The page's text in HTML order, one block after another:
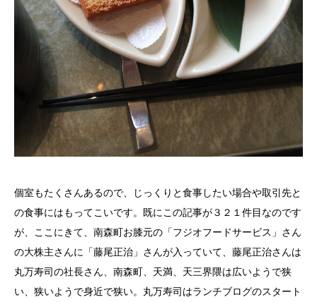
個室もたくさんあるので、じっくりと食事したい場合や取引先と
の食事にはもってこいです。既にこの記事が３２１件目なのです
が、ここにきて、南森町お膝元の「フジオフードサービス」さん
の大株主さんに「藤尾正治」さんが入っていて、藤尾正治さんは
丸万寿司の社長さん、南森町、天満、天三界隈は広いようで狭
い、狭いようで身近で狭い。 丸万寿司はランチブログのスタート